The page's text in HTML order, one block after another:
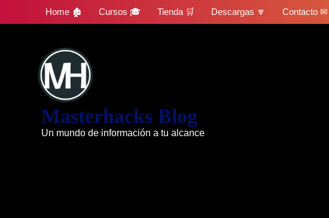
Home 🏚 Cursos 🎓 Tienda 🛒 Descargas 🔽 Contacto ✉
Masterhacks Blog
Un mundo de información a tu alcance